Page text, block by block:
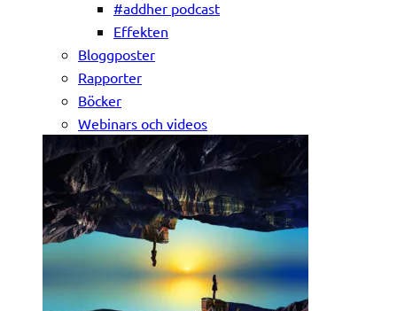
#addher podcast
Effekten
Bloggposter
Rapporter
Böcker
Webinars och videos